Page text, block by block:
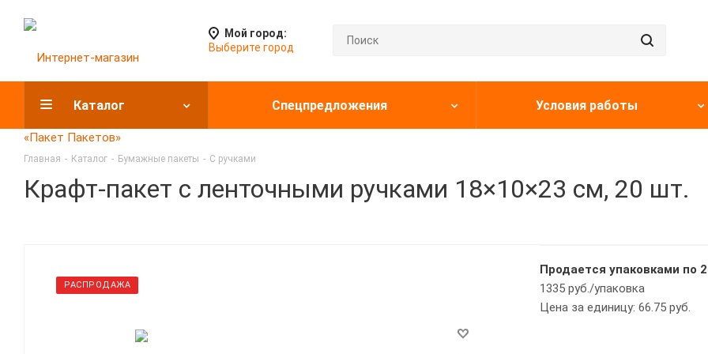
Мой город:
Выберите город
Каталог Спецпредложения Условия работы
Главная - Каталог - Бумажные пакеты - С ручками
Крафт-пакет с ленточными ручками 18×10×23 см, 20 шт.
РАСПРОДАЖА
Продается упаковками по
1335 руб./упаковка
Цена за единицу: 66.75 руб.